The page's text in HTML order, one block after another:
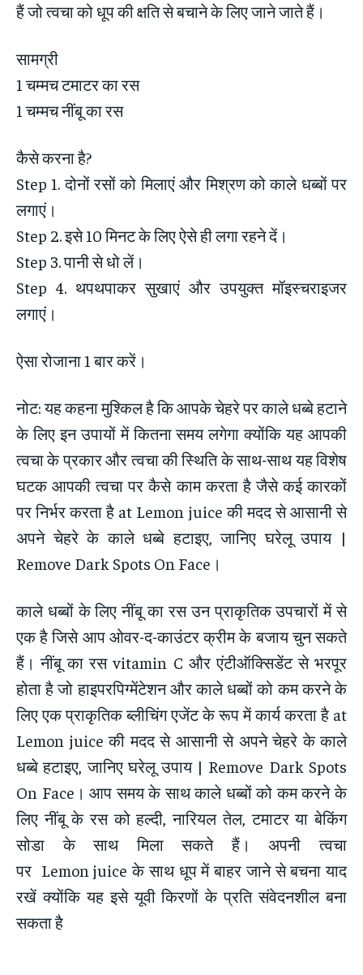
हैं जो त्वचा को धूप की क्षति से बचाने के लिए जाने जाते हैं।
सामग्री
1 चम्मच टमाटर का रस
1 चम्मच नींबू का रस
कैसे करना है?
Step 1. दोनों रसों को मिलाएं और मिश्रण को काले धब्बों पर
लगाएं।
Step 2. इसे 10 मिनट के लिए ऐसे ही लगा रहने दें।
Step 3. पानी से धो लें।
Step 4. थपथपाकर सुखाएं और उपयुक्त मॉइस्चराइजर
लगाएं।
ऐसा रोजाना 1 बार करें।
नोट: यह कहना मुश्किल है कि आपके चेहरे पर काले धब्बे हटाने
के लिए इन उपायों में कितना समय लगेगा क्योंकि यह आपकी
त्वचा के प्रकार और त्वचा की स्थिति के साथ-साथ यह विशेष
घटक आपकी त्वचा पर कैसे काम करता है जैसे कई कारकों
पर निर्भर करता है at Lemon juice की मदद से आसानी से
अपने चेहरे के काले धब्बे हटाइए, जानिए घरेलू उपाय |
Remove Dark Spots On Face।
काले धब्बों के लिए नींबू का रस उन प्राकृतिक उपचारों में से
एक है जिसे आप ओवर-द-काउंटर क्रीम के बजाय चुन सकते
हैं। नींबू का रस vitamin C और एंटीऑक्सिडेंट से भरपूर
होता है जो हाइपरपिग्मेंटेशन और काले धब्बों को कम करने के
लिए एक प्राकृतिक ब्लीचिंग एजेंट के रूप में कार्य करता है at
Lemon juice की मदद से आसानी से अपने चेहरे के काले
धब्बे हटाइए, जानिए घरेलू उपाय | Remove Dark Spots
On Face। आप समय के साथ काले धब्बों को कम करने के
लिए नींबू के रस को हल्दी, नारियल तेल, टमाटर या बेकिंग
सोडा के साथ मिला सकते हैं। अपनी त्वचा
पर Lemon juice के साथ धूप में बाहर जाने से बचना याद
रखें क्योंकि यह इसे यूवी किरणों के प्रति संवेदनशील बना
सकता है